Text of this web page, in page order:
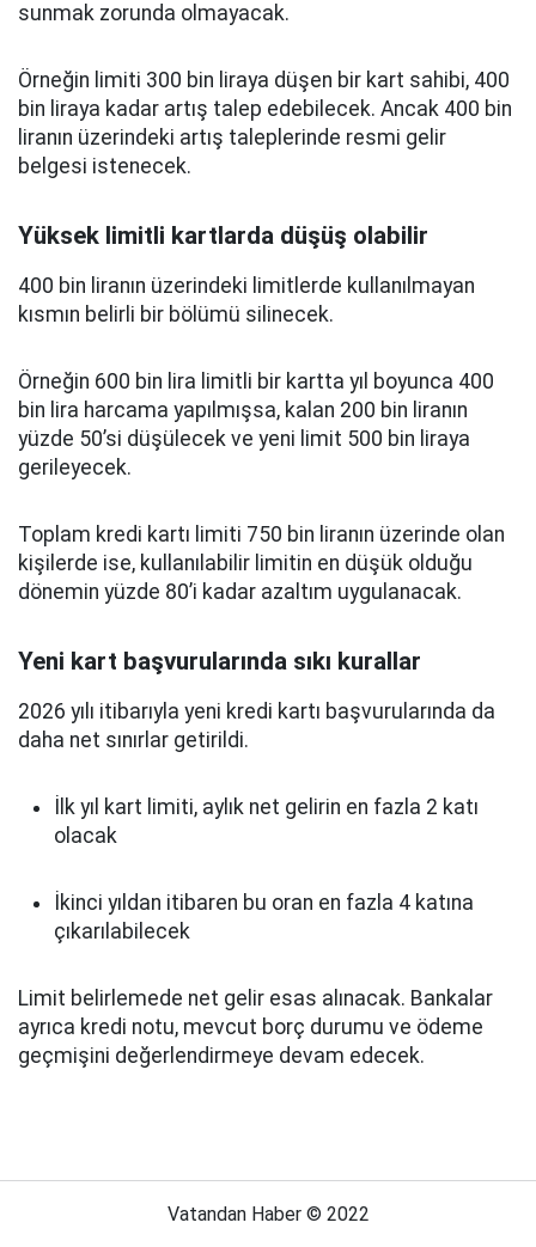
sunmak zorunda olmayacak.
Örneğin limiti 300 bin liraya düşen bir kart sahibi, 400
bin liraya kadar artış talep edebilecek. Ancak 400 bin
liranın üzerindeki artış taleplerinde resmi gelir
belgesi istenecek.
Yüksek limitli kartlarda düşüş olabilir
400 bin liranın üzerindeki limitlerde kullanılmayan
kısmın belirli bir bölümü silinecek.
Örneğin 600 bin lira limitli bir kartta yıl boyunca 400
bin lira harcama yapılmışsa, kalan 200 bin liranın
yüzde 50’si düşülecek ve yeni limit 500 bin liraya
gerileyecek.
Toplam kredi kartı limiti 750 bin liranın üzerinde olan
kişilerde ise, kullanılabilir limitin en düşük olduğu
dönemin yüzde 80’i kadar azaltım uygulanacak.
Yeni kart başvurularında sıkı kurallar
2026 yılı itibarıyla yeni kredi kartı başvurularında da
daha net sınırlar getirildi.
İlk yıl kart limiti, aylık net gelirin en fazla 2 katı
olacak
İkinci yıldan itibaren bu oran en fazla 4 katına
çıkarılabilecek
Limit belirlemede net gelir esas alınacak. Bankalar
ayrıca kredi notu, mevcut borç durumu ve ödeme
geçmişini değerlendirmeye devam edecek.
Vatandan Haber © 2022